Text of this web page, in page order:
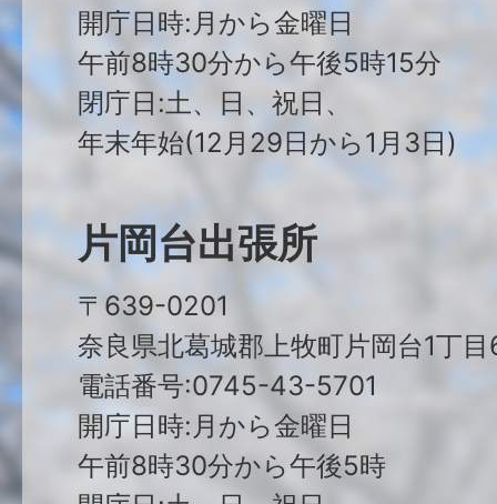
開庁日時:月から金曜日
午前8時30分から午後5時15分
閉庁日:土、日、祝日、
年末年始(12月29日から1月3日)
片岡台出張所
〒639-0201
奈良県北葛城郡上牧町片岡台1丁目
電話番号:0745-43-5701
開庁日時:月から金曜日
午前8時30分から午後5時